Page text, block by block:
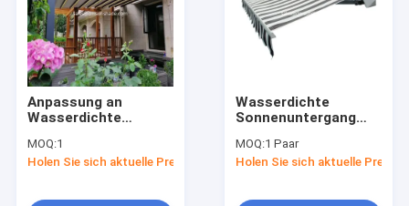
Anpassung an
Wasserdichte
Markise Aluminium
PVC Pergola Dach
MOQ:1
Holen Sie sich aktuelle Preis
Wasserdichte
Sonnenuntergang
Rückziehbare
Markise Balkon Tür
MOQ:1 Paar
Holen Sie sich aktuelle Preis